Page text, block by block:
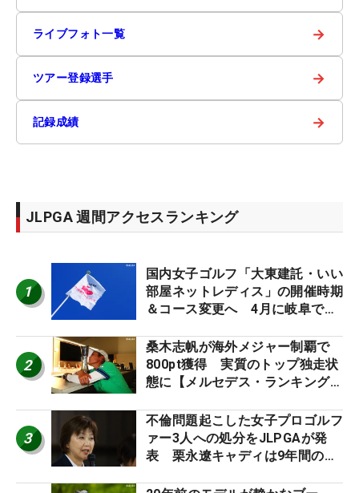
ライブフォト一覧 →
ツアー登録選手 →
記録成績 →
JLPGA 週間アクセスランキング
1
国内女子ゴルフ「大東建託・いい
部屋ネットレディス」の開催時期
＆コース変更へ 4月に岐阜で開
2
桑木志帆が海外メジャー制覇で
800pt獲得 実質のトップ独走状
態に【メルセデス・ランキング番
3
不倫問題起こした女子プロゴルフ
ァー3人への処分をJLPGAが発
表 栗永遼キャディは9年間の立